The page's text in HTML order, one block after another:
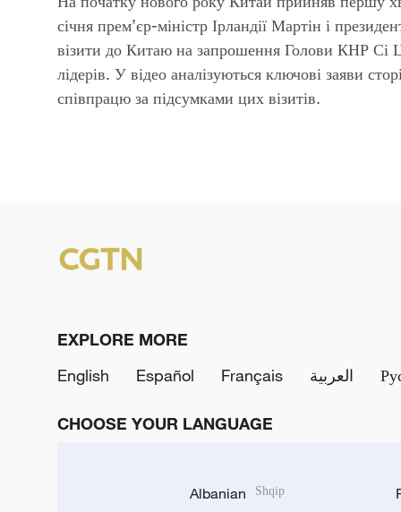
січня прем’єр-міністр Ірландії Мартін і
візити до Китаю на запрошення Голови КНР Сі
лідерів. У відео аналізуються ключові заяви
співпрацю за підсумками цих візитів.
EXPLORE MORE
English
Español Français العربية
CHOOSE YOUR LANGUAGE
Albanian Shqip